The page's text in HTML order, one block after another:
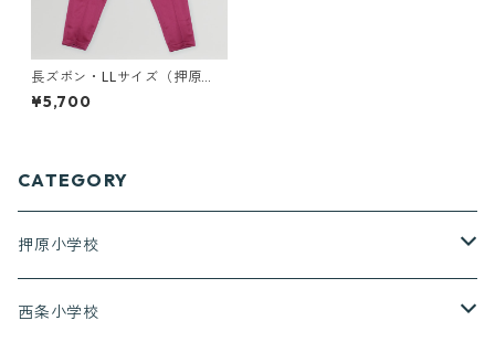
長ズボン・LLサイズ（押原
中）
¥5,700
CATEGORY
押原小学校
上着（長袖）
西条小学校